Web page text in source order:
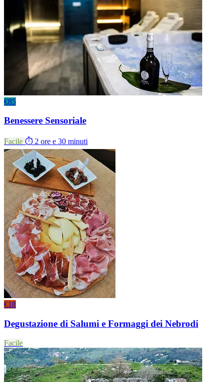
€85
Benessere Sensoriale
Facile ⏱ 2 ore e 30 minuti
€18
Degustazione di Salumi e Formaggi dei Nebrodi
Facile